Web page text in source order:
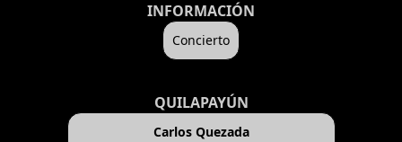
INFORMACIÓN
Concierto
QUILAPAYÚN
Carlos Quezada